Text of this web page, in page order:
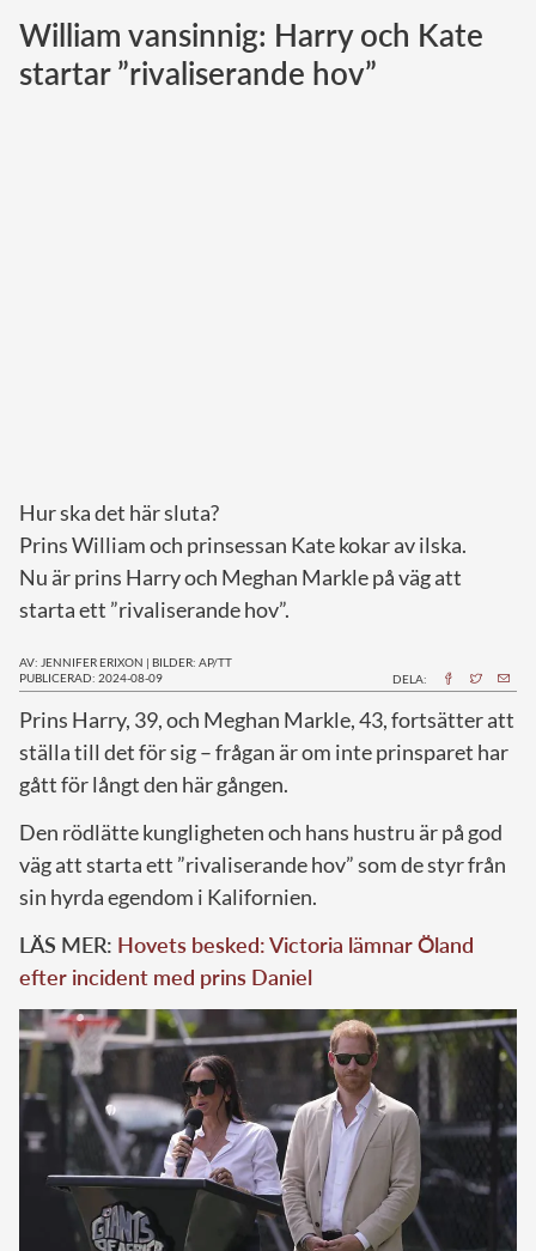
Norska kungahuset
Danska kungahuset
William vansinnig: Harry och Kate
startar ”rivaliserande hov”
Hur ska det här sluta?
Prins William och prinsessan Kate kokar av ilska.
Nu är prins Harry och Meghan Markle på väg att
starta ett ”rivaliserande hov”.
AV: JENNIFER ERIXON | BILDER: AP/TT
PUBLICERAD: 2024-08-09
DELA:
Prins Harry, 39, och Meghan Markle, 43, fortsätter att
ställa till det för sig – frågan är om inte prinsparet har
gått för långt den här gången.
Den rödlätte kungligheten och hans hustru är på god
väg att starta ett ”rivaliserande hov” som de styr från
sin hyrda egendom i Kalifornien.
LÄS MER: Hovets besked: Victoria lämnar Öland
efter incident med prins Daniel